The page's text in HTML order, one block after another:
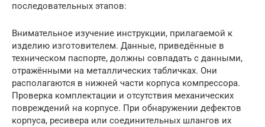
последовательных этапов:
Внимательное изучение инструкции, прилагаемой к
изделию изготовителем. Данные, приведённые в
техническом паспорте, должны совпадать с данными,
отражёнными на металлических табличках. Они
располагаются в нижней части корпуса компрессора.
Проверка комплектации и отсутствия механических
повреждений на корпусе. При обнаружении дефектов
корпуса, ресивера или соединительных шлангов их